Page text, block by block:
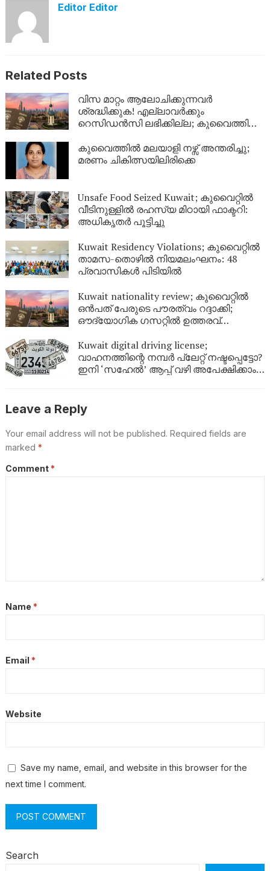
Editor Editor
Related Posts
വിസ മാറ്റം ആലോചിക്കുന്നവർ
ശ്രദ്ധിക്കുക! എല്ലാവർക്കും
റെസിഡൻസി ലഭിക്കില്ല; കുവൈത്തിന്റെ
കുവൈത്തിൽ മലയാളി നഴ്സ് അന്തരിച്ചു;
മരണം ചികിത്സയിലിരിക്കെ
Unsafe Food Seized Kuwait; കുവൈറ്റിൽ
വീടിനുള്ളിൽ രഹസ്യ മിഠായി ഫാക്ടറി:
അധികൃതർ പൂട്ടിച്ചു
Kuwait Residency Violations; കുവൈറ്റിൽ
താമസ-തൊഴിൽ നിയമലംഘനം: 48
പ്രവാസികൾ പിടിയിൽ
Kuwait nationality review; കുവൈറ്റിൽ
ഒൻപത് പേരുടെ പൗരത്വം റദ്ദാക്കി;
ഔദ്യോഗിക ഗസറ്റിൽ ഉത്തരവ്
Kuwait digital driving license;
വാഹനത്തിന്റെ നമ്പര്‍ പ്ലേറ്റ് നഷ്ടപ്പെട്ടോ?
ഇനി ‘സഹേൽ’ ആപ്പ് വഴി അപേക്ഷിക്കാം;
Leave a Reply
Your email address will not be published. Required fields are
marked *
Comment *
Name *
Email *
Website
Save my name, email, and website in this browser for the
next time I comment.
Search